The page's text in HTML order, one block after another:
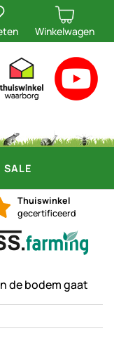
Winkelwagen
SALE
Thuiswinkel
gecertificeerd
de bodem gaat